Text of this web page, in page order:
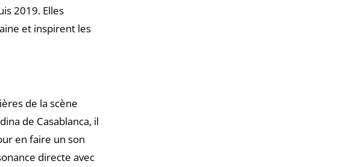
2019. Elles
et inspirent les
de la scène
de Casablanca, il
en faire un son
directe avec